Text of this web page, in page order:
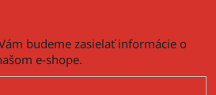
budeme zasielať informácie o
e-shope.